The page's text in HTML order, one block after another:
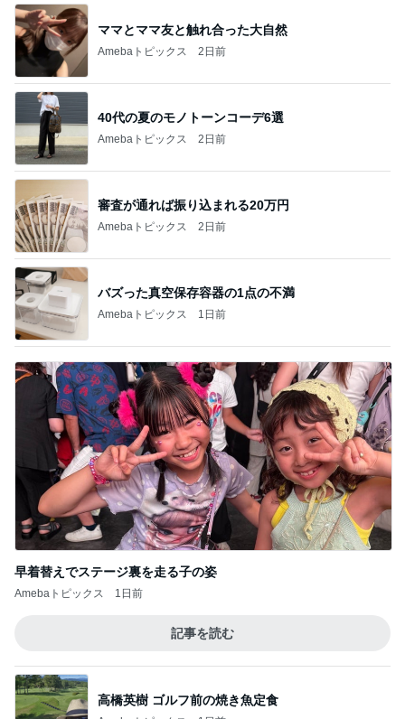
ママとママ友と触れ合った大自然
Amebaトピックス 2日前
40代の夏のモノトーンコーデ6選
Amebaトピックス 2日前
審査が通れば振り込まれる20万円
Amebaトピックス 2日前
バズった真空保存容器の1点の不満
Amebaトピックス 1日前
早着替えでステージ裏を走る子の姿
Amebaトピックス 1日前
記事を読む
高橋英樹 ゴルフ前の焼き魚定食